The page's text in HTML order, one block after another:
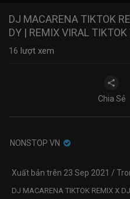
DJ MACARENA TIKTOK
DY | REMIX VIRAL
16 lượt xem
Chia Sẻ
NONSTOP VN
Xuất bản trên 23 Sep 2021 /
DJ MACARENA TIKTOK REMIX X